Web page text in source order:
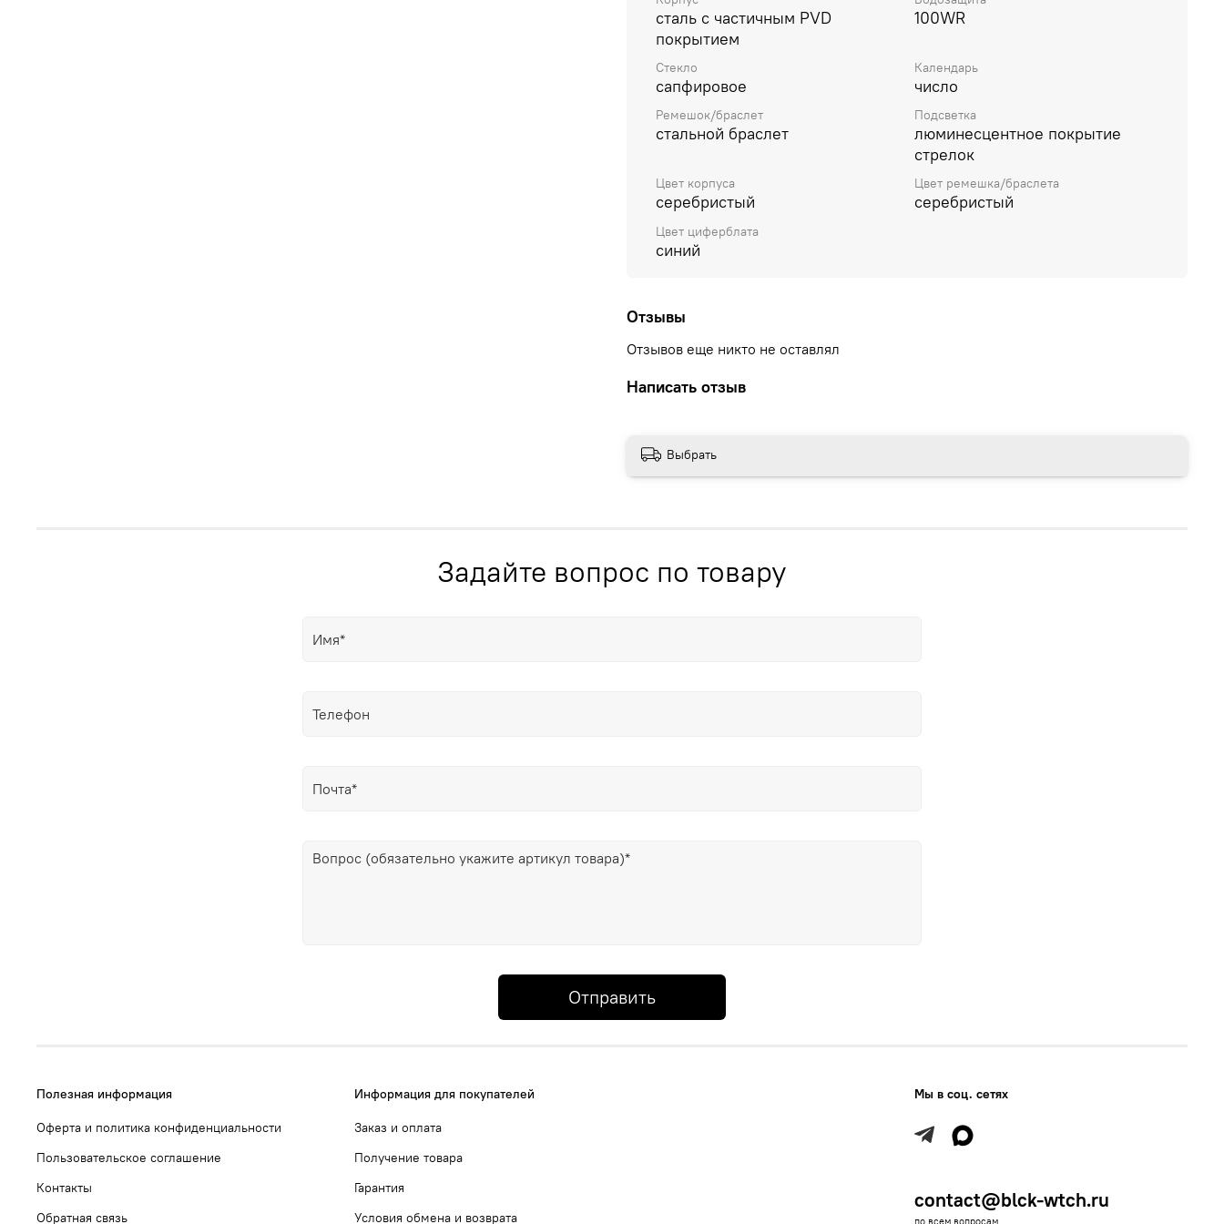
сталь с частичным PVD
покрытием
100WR
Стекло
сапфировое
Календарь
число
Ремешок/браслет
стальной браслет
Подсветка
люминесцентное покрытие
стрелок
Цвет корпуса
серебристый
Цвет ремешка/браслета
серебристый
Цвет циферблата
синий
Отзывы
Отзывов еще никто не оставлял
Написать отзыв
Выбрать
Задайте вопрос по товару
Отправить
Полезная информация
Оферта и политика конфиденциальности
Пользовательское соглашение
Контакты
Обратная связь
Информация для покупателей
Заказ и оплата
Получение товара
Гарантия
Условия обмена и возврата
Мы в соц. сетях
contact@blck-wtch.ru
по всем вопросам